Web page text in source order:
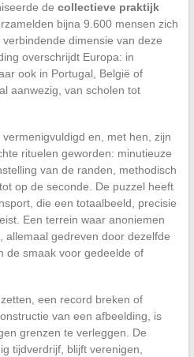
de collectieve praktijk
bijna 9.600 mensen zich
dimensie van deze
overschrijdt Europa: in
ook in Portugal, België of
aanwezig, van scholen tot
vermenigvuldigd en, met hen, zijn
rituelen geworden: minutieuze
van de randen, methodisch
op de seconde. De puzzel heeft
die een totaalbeeld, precisie
Een terrein waar anoniemen
allemaal gedreven door dezelfde
de smaak voor gedeelde of
een record breken of
van een afbeelding, is
grenzen te verleggen. De
tijdverdrijf, blijft verenigen,